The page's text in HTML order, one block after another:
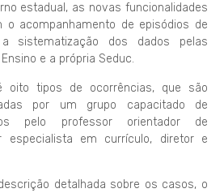
estadual, as novas funcionalidades
o acompanhamento de episódios de
sistematização dos dados pelas
e a própria Seduc.
oito tipos de ocorrências, que são
por um grupo capacitado de
pelo professor orientador de
especialista em currículo, diretor e
detalhada sobre os casos, o